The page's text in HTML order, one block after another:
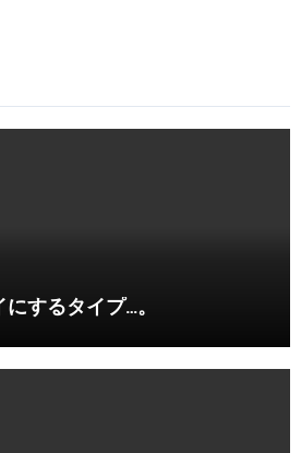
するタイプ…。